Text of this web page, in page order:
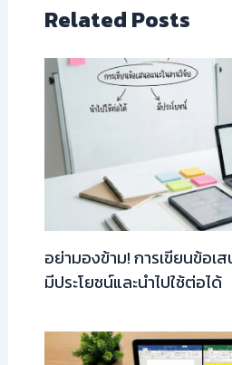
Related Posts
อย่ามองข้าม! การเขียนข้อเ
มีประโยชน์และนำไปใช้ต่อได้